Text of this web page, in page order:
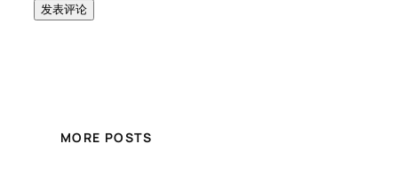
MORE POSTS